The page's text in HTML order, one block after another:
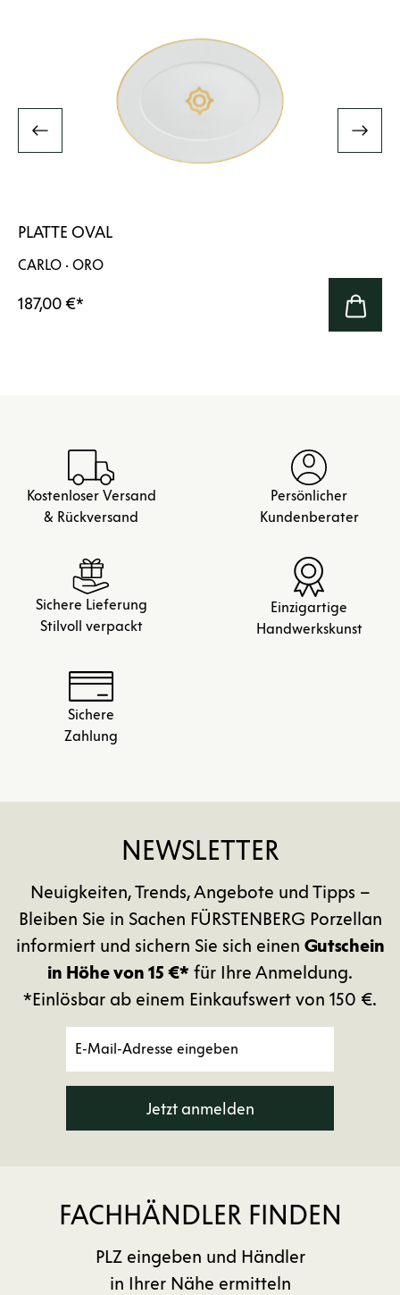
PLATTE OVAL
CARLO · ORO
187,00 €*
Kostenloser Versand
& Rückversand
Persönlicher
Kundenberater
Sichere Lieferung
Stilvoll verpackt
Einzigartige
Handwerkskunst
Sichere
Zahlung
NEWSLETTER
Neuigkeiten, Trends, Angebote und Tipps –
Bleiben Sie in Sachen FÜRSTENBERG Porzellan
informiert und sichern Sie sich einen Gutschein
in Höhe von 15 €* für Ihre Anmeldung.
*Einlösbar ab einem Einkaufswert von 150 €.
Jetzt anmelden
FACHHÄNDLER FINDEN
PLZ eingeben und Händler
in Ihrer Nähe ermitteln